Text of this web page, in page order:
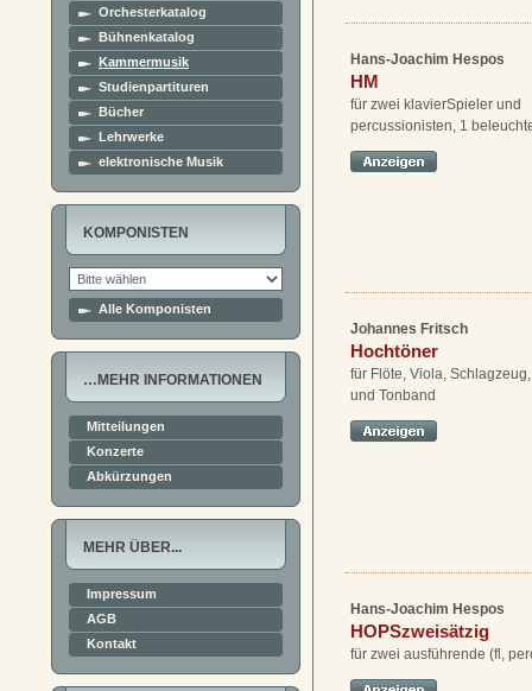
Orchesterkatalog
Bühnenkatalog
Kammermusik
Studienpartituren
Bücher
Lehrwerke
elektronische Musik
KOMPONISTEN
Alle Komponisten
…MEHR INFORMATIONEN
Mitteilungen
Konzerte
Abkürzungen
MEHR ÜBER...
Impressum
AGB
Kontakt
Hans-Joachim Hespos
HM
für zwei klavierSpieler und
percussionisten, 1
Johannes Fritsch
Hochtöner
für Flöte, Viola,
und Tonband
Hans-Joachim Hespos
HOPSzweisätzig
für zwei ausführende (fl,